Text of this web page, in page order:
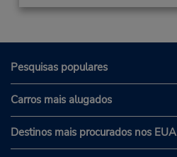
Pesquisas populares
Carros mais alugados
Destinos mais procurados nos EUA